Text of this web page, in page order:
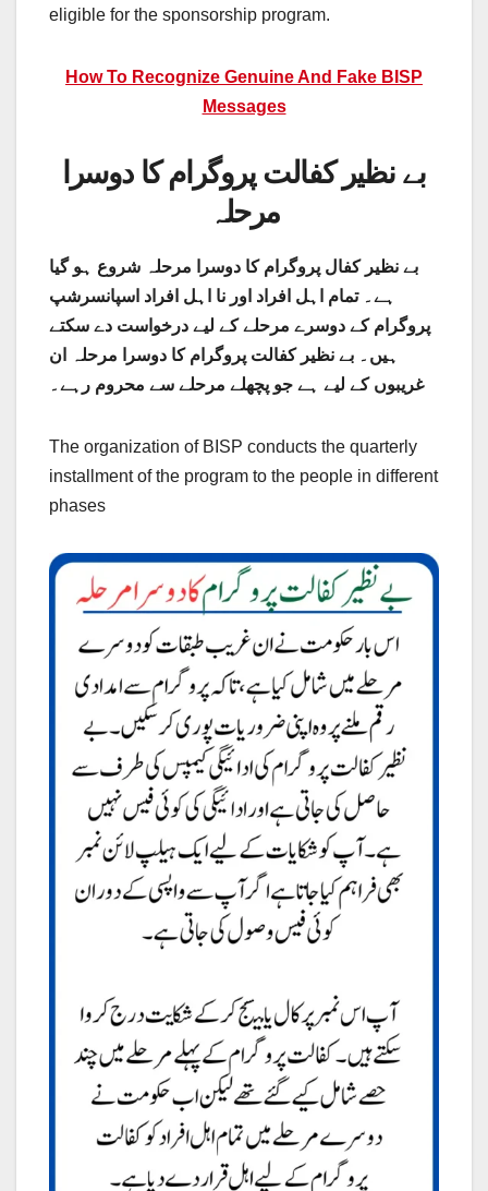
eligible for the sponsorship program.
How To Recognize Genuine And Fake BISP
Messages
بے نظیر کفالت پروگرام کا دوسرا
مرحلہ
بے نظیر کفال پروگرام کا دوسرا مرحلہ شروع ہو گیا
ہے۔ تمام اہل افراد اور نا اہل افراد اسپانسرشپ
پروگرام کے دوسرے مرحلے کے لیے درخواست دے سکتے
ہیں۔ بے نظیر کفالت پروگرام کا دوسرا مرحلہ ان
غریبوں کے لیے ہے جو پچھلے مرحلے سے محروم رہے۔
The organization of BISP conducts the quarterly
installment of the program to the people in different
phases